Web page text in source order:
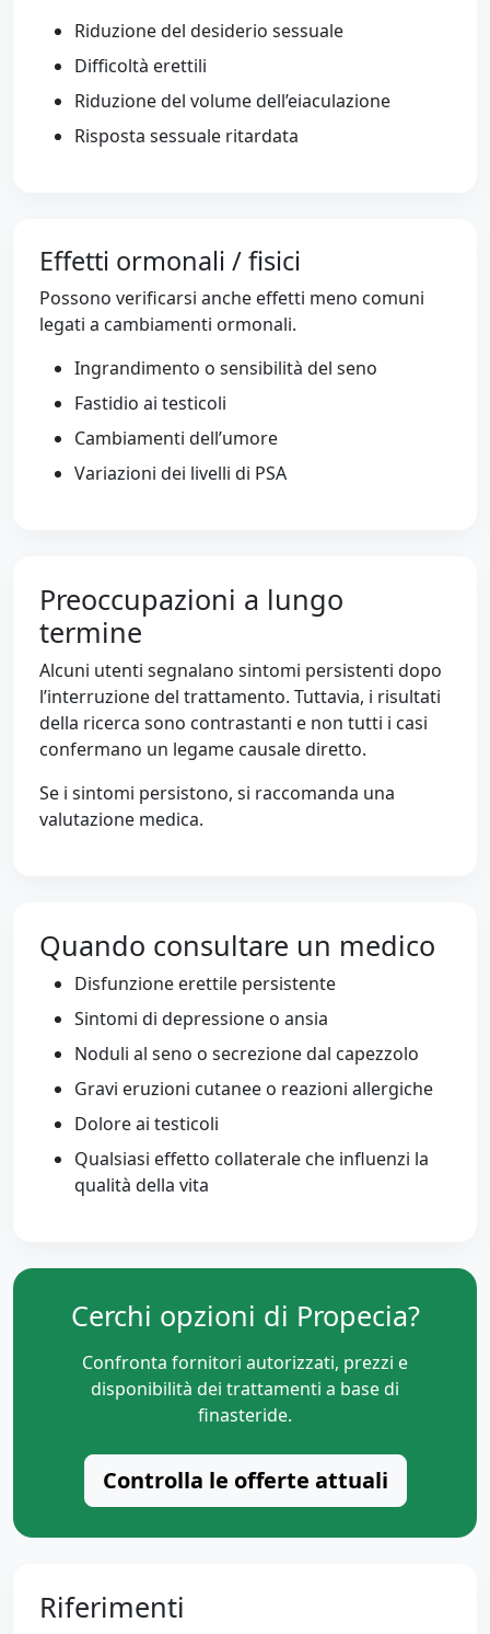
Riduzione del desiderio sessuale
Difficoltà erettili
Riduzione del volume dell’eiaculazione
Risposta sessuale ritardata
Effetti ormonali / fisici
Possono verificarsi anche effetti meno comuni
legati a cambiamenti ormonali.
Ingrandimento o sensibilità del seno
Fastidio ai testicoli
Cambiamenti dell’umore
Variazioni dei livelli di PSA
Preoccupazioni a lungo
termine
Alcuni utenti segnalano sintomi persistenti dopo
l’interruzione del trattamento. Tuttavia, i risultati
della ricerca sono contrastanti e non tutti i casi
confermano un legame causale diretto.
Se i sintomi persistono, si raccomanda una
valutazione medica.
Quando consultare un medico
Disfunzione erettile persistente
Sintomi di depressione o ansia
Noduli al seno o secrezione dal capezzolo
Gravi eruzioni cutanee o reazioni allergiche
Dolore ai testicoli
Qualsiasi effetto collaterale che influenzi la
qualità della vita
Cerchi opzioni di Propecia?
Confronta fornitori autorizzati, prezzi e
disponibilità dei trattamenti a base di
finasteride.
Controlla le offerte attuali
Riferimenti